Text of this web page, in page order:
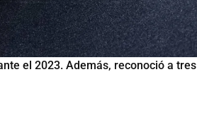
el 2023. Además, reconoció a tres